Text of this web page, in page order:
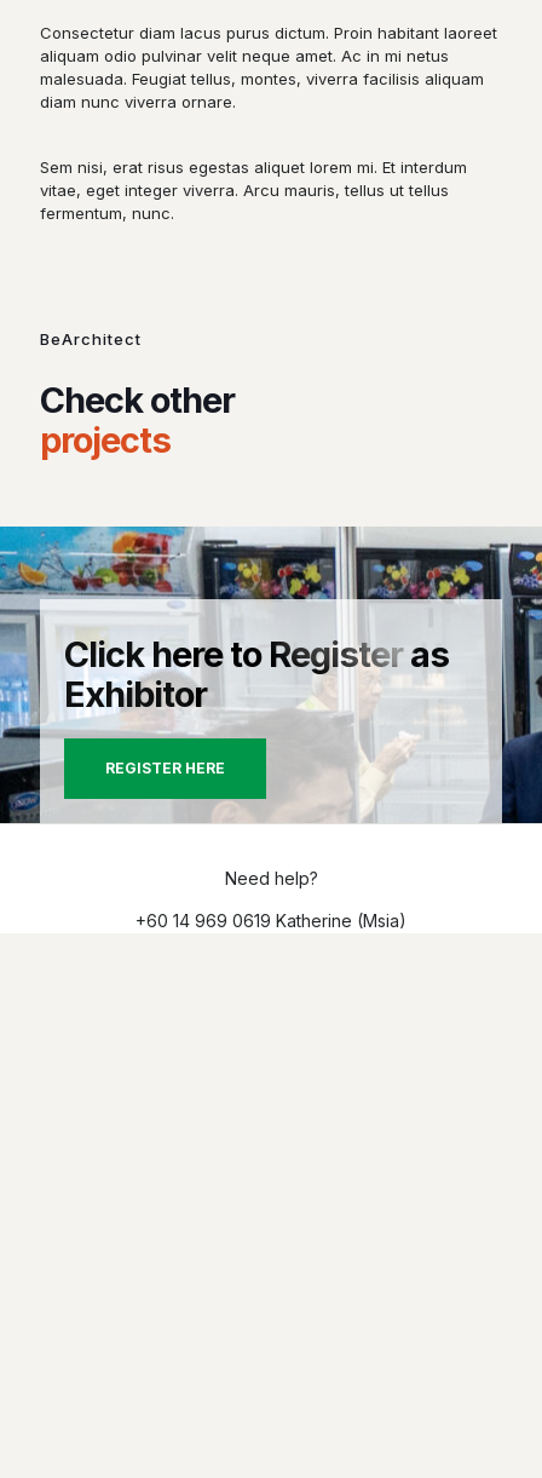
Consectetur diam lacus purus dictum. Proin habitant laoreet
aliquam odio pulvinar velit neque amet. Ac in mi netus
malesuada. Feugiat tellus, montes, viverra facilisis aliquam
diam nunc viverra ornare.
Sem nisi, erat risus egestas aliquet lorem mi. Et interdum
vitae, eget integer viverra. Arcu mauris, tellus ut tellus
fermentum, nunc.
BeArchitect
Check other
projects
Click here to Register as
Exhibitor
REGISTER HERE
Need help?
+60 14 969 0619 Katherine (Msia)